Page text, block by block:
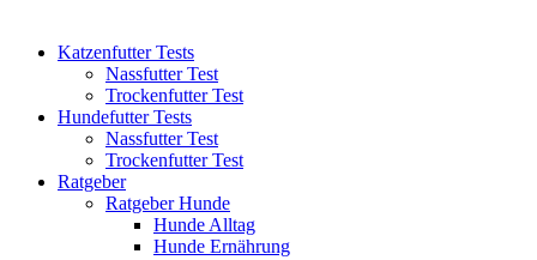
Katzenfutter Tests
Nassfutter Test
Trockenfutter Test
Hundefutter Tests
Nassfutter Test
Trockenfutter Test
Ratgeber
Ratgeber Hunde
Hunde Alltag
Hunde Ernährung